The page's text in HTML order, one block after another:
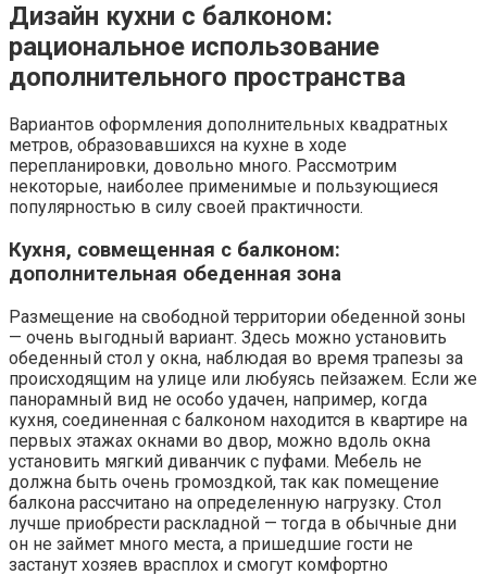
Дизайн кухни с балконом:
рациональное использование
дополнительного пространства
Вариантов оформления дополнительных квадратных
метров, образовавшихся на кухне в ходе
перепланировки, довольно много. Рассмотрим
некоторые, наиболее применимые и пользующиеся
популярностью в силу своей практичности.
Кухня, совмещенная с балконом:
дополнительная обеденная зона
Размещение на свободной территории обеденной зоны
— очень выгодный вариант. Здесь можно установить
обеденный стол у окна, наблюдая во время трапезы за
происходящим на улице или любуясь пейзажем. Если же
панорамный вид не особо удачен, например, когда
кухня, соединенная с балконом находится в квартире на
первых этажах окнами во двор, можно вдоль окна
установить мягкий диванчик с пуфами. Мебель не
должна быть очень громоздкой, так как помещение
балкона рассчитано на определенную нагрузку. Стол
лучше приобрести раскладной — тогда в обычные дни
он не займет много места, а пришедшие гости не
застанут хозяев врасплох и смогут комфортно